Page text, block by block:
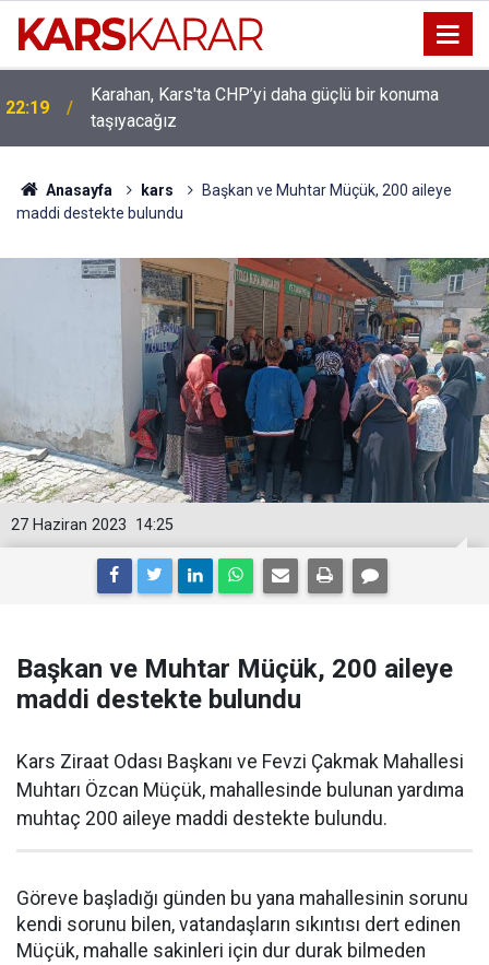
Karahan, Kars'ta CHP’yi daha güçlü bir konuma
taşıyacağız
16:15
Uludaşdemir, YENİ Parti’nin kurucu il başkanlığı
görevine getirildi
Anasayfa kars
Başkan ve Muhtar Müçük, 200 aileye
maddi destekte bulundu
14:25
27 Haziran 2023
Başkan ve Muhtar Müçük, 200 aileye
maddi destekte bulundu
Kars Ziraat Odası Başkanı ve Fevzi Çakmak Mahallesi
Muhtarı Özcan Müçük, mahallesinde bulunan yardıma
muhtaç 200 aileye maddi destekte bulundu.
Göreve başladığı günden bu yana mahallesinin sorunu
kendi sorunu bilen, vatandaşların sıkıntısı dert edinen
Müçük, mahalle sakinleri için dur durak bilmeden